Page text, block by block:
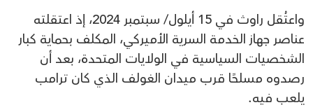
واعتُقل راوث في 15 أيلول/ سبتمبر 2024، إذ اعتقلته
عناصر جهاز الخدمة السرية الأميركي، المكلف بحماية كبار
الشخصيات السياسية في الولايات المتحدة، بعد أن
رصدوه مسلحًا قرب ميدان الغولف الذي كان ترامب
يلعب فيه.